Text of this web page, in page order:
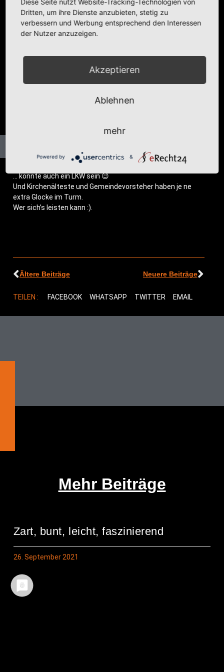
Kategorie: Fotobeiträge Hamburg Kirchens ,Urlaub
… könn­te auch ein LKW sein 😉
Und Kir­chen­äl­tes­te und Gemein­de­vor­ste­her haben je ne
extra Glo­cke im Turm.
Wer sich’s leis­ten kann :).
Ältere Beiträge Neuere Beiträge
TEILEN : FACEBOOK WHATSAPP TWITTER EMAIL
Mehr Beiträge
Zart, bunt, leicht, faszinierend
26. September 2021
Dritten, um ihre Dienste anzubieten, stetig zu
verbessern und Werbung entsprechend den Interessen
der Nutzer anzuzeigen.
Akzeptieren
Ablehnen
mehr
Powered by &